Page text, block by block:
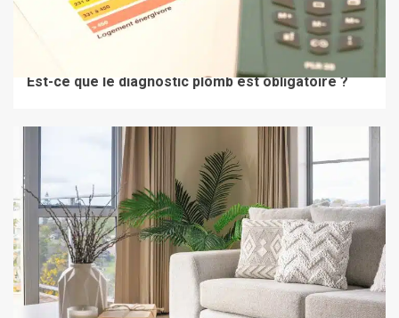
Est-ce que le diagnostic plomb est obligatoire ?
BIEN LOUER